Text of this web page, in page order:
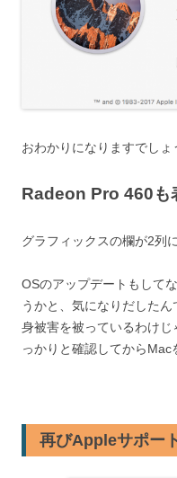
おわかりになりますでしょ
Radeon Pro 460も
グラフィックスの欄が2列
OSのアップデートもして
うかと、気になりだした
身被害を被っているわけ
っかりと確認してからMac
再びAppleサポー